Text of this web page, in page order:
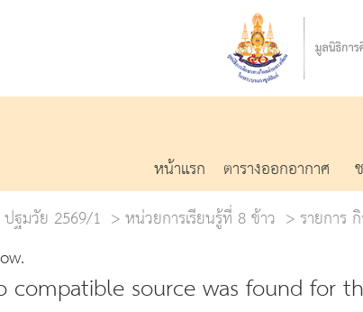
หน้าแรก ตารางออกอากาศ
ปฐมวัย 2569/1 หน่วยการเรียนรู้ที่ 8 ข้าว
รายการ
compatible source was found for